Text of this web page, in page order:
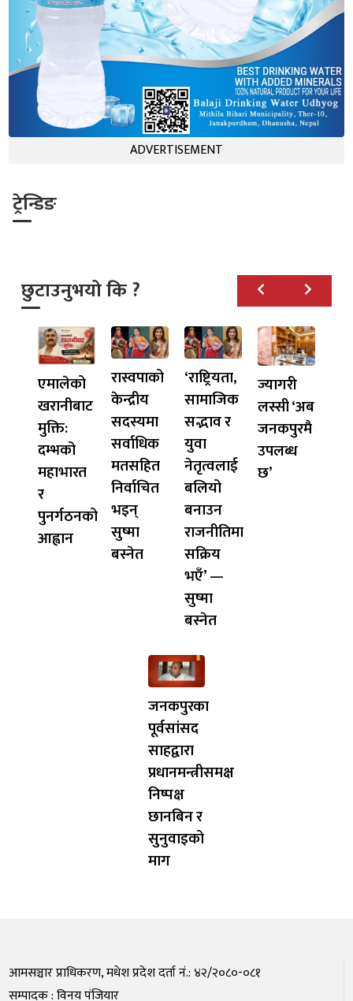
ADVERTISEMENT
ट्रेन्डिङ
छुटाउनुभयो कि ?
एमालेको
खरानीबाट
मुक्ति:
दम्भको
महाभारत
र
पुनर्गठनको
आह्वान
रास्वपाको
केन्द्रीय
सदस्यमा
सर्वाधिक
मतसहित
निर्वाचित
भइन्
सुष्मा
बस्नेत
‘राष्ट्रियता,
सामाजिक
सद्भाव र
युवा
नेतृत्वलाई
बलियो
बनाउन
राजनीतिमा
सक्रिय
भएँ’ —
सुष्मा
बस्नेत
ज्यागरी
लस्सी ‘अब
जनकपुरमै
उपलब्ध
छ’
जनकपुरका
पूर्वसांसद
साहद्वारा
प्रधानमन्त्रीसमक्ष
निष्पक्ष
छानबिन र
सुनुवाइको
माग
आमसञ्चार प्राधिकरण, मधेश प्रदेश दर्ता नं.: ४२/२०८०-०८१
सम्पादक : विनय पंजियार